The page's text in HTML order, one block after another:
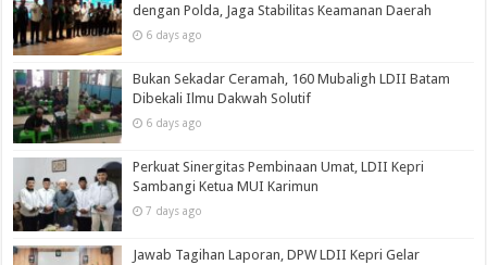
dengan Polda, Jaga Stabilitas Keamanan Daerah
6 days ago
Bukan Sekadar Ceramah, 160 Mubaligh LDII Batam
Dibekali Ilmu Dakwah Solutif
6 days ago
Perkuat Sinergitas Pembinaan Umat, LDII Kepri
Sambangi Ketua MUI Karimun
7 days ago
Jawab Tagihan Laporan, DPW LDII Kepri Gelar